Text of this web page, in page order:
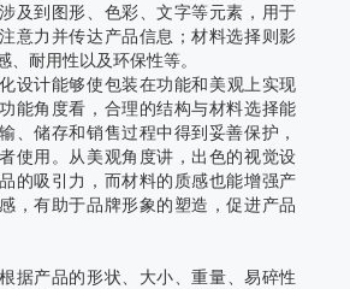
及到图形、色彩、文字等元素，用于
意力并传达产品信息；材料选择则影
、耐用性以及环保性等。
化设计能够使包装在功能和美观上实现
能角度看，合理的结构与材料选择能
、储存和销售过程中得到妥善保护，
使用。从美观角度讲，出色的视觉设
的吸引力，而材料的质感也能增强产
，有助于品牌形象的塑造，促进产品
根据产品的形状、大小、重量、易碎性